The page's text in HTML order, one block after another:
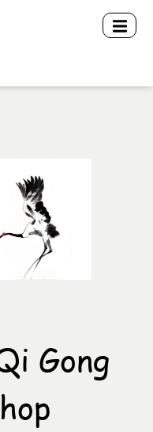
Gong